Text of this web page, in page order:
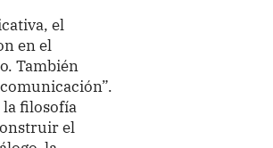
el
en el
También
filosofía
el